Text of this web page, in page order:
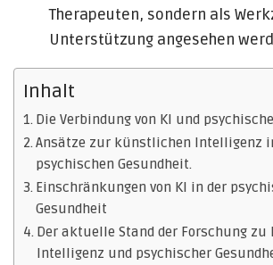
Therapeuten, sondern als
Unterstützung angesehen
Inhalt
Die Verbindung von KI und
Ansätze zur künstlichen Intelligenz
psychischen Gesundheit.
Einschränkungen von KI in der
Gesundheit
Der aktuelle Stand der Forschung
Intelligenz und psychischer